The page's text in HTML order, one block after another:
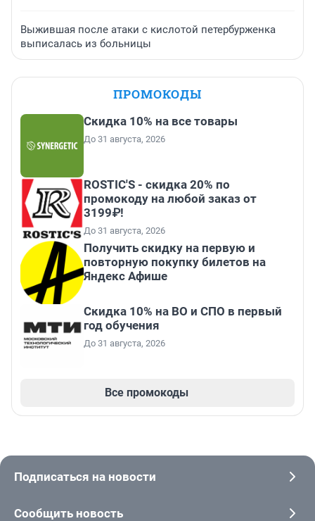
Выжившая после атаки с кислотой петербурженка
выписалась из больницы
ПРОМОКОДЫ
Скидка 10% на все товары
До 31 августа, 2026
ROSTIC'S - скидка 20% по
промокоду на любой заказ от
3199₽!
До 31 августа, 2026
Получить скидку на первую и
повторную покупку билетов на
Яндекс Афише
Скидка 10% на ВО и СПО в первый
год обучения
До 31 августа, 2026
Все промокоды
Подписаться на новости
Сообщить новость